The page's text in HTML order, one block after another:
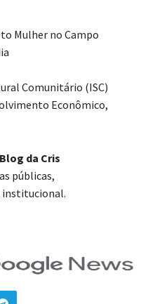
Mulher no Campo
Comunitário (ISC)
Econômico,
da Cris
públicas,
institucional.